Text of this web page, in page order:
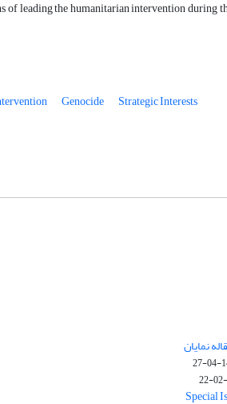
of leading the humanitarian intervention
Genocide
Strategic Interests
نمایان
Special